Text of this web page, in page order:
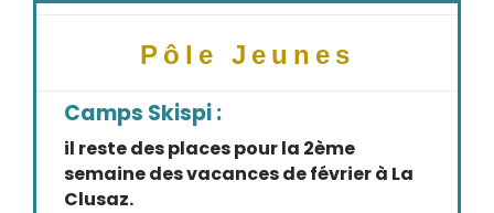
Pôle Jeunes
Camps Skispi :
il reste des places pour la 2ème
semaine des vacances de février à La
Clusaz.